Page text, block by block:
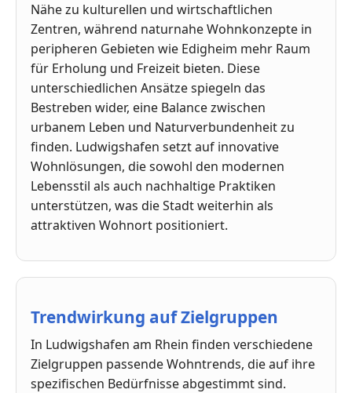
Nähe zu kulturellen und wirtschaftlichen
Zentren, während naturnahe Wohnkonzepte in
peripheren Gebieten wie Edigheim mehr Raum
für Erholung und Freizeit bieten. Diese
unterschiedlichen Ansätze spiegeln das
Bestreben wider, eine Balance zwischen
urbanem Leben und Naturverbundenheit zu
finden. Ludwigshafen setzt auf innovative
Wohnlösungen, die sowohl den modernen
Lebensstil als auch nachhaltige Praktiken
unterstützen, was die Stadt weiterhin als
attraktiven Wohnort positioniert.
Trendwirkung auf Zielgruppen
In Ludwigshafen am Rhein finden verschiedene
Zielgruppen passende Wohntrends, die auf ihre
spezifischen Bedürfnisse abgestimmt sind.